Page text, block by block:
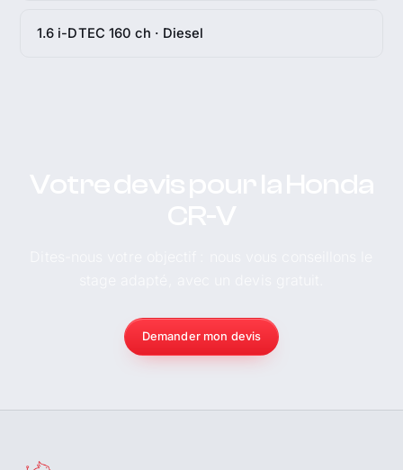
1.6 i-DTEC 160 ch · Diesel
Demander mon devis